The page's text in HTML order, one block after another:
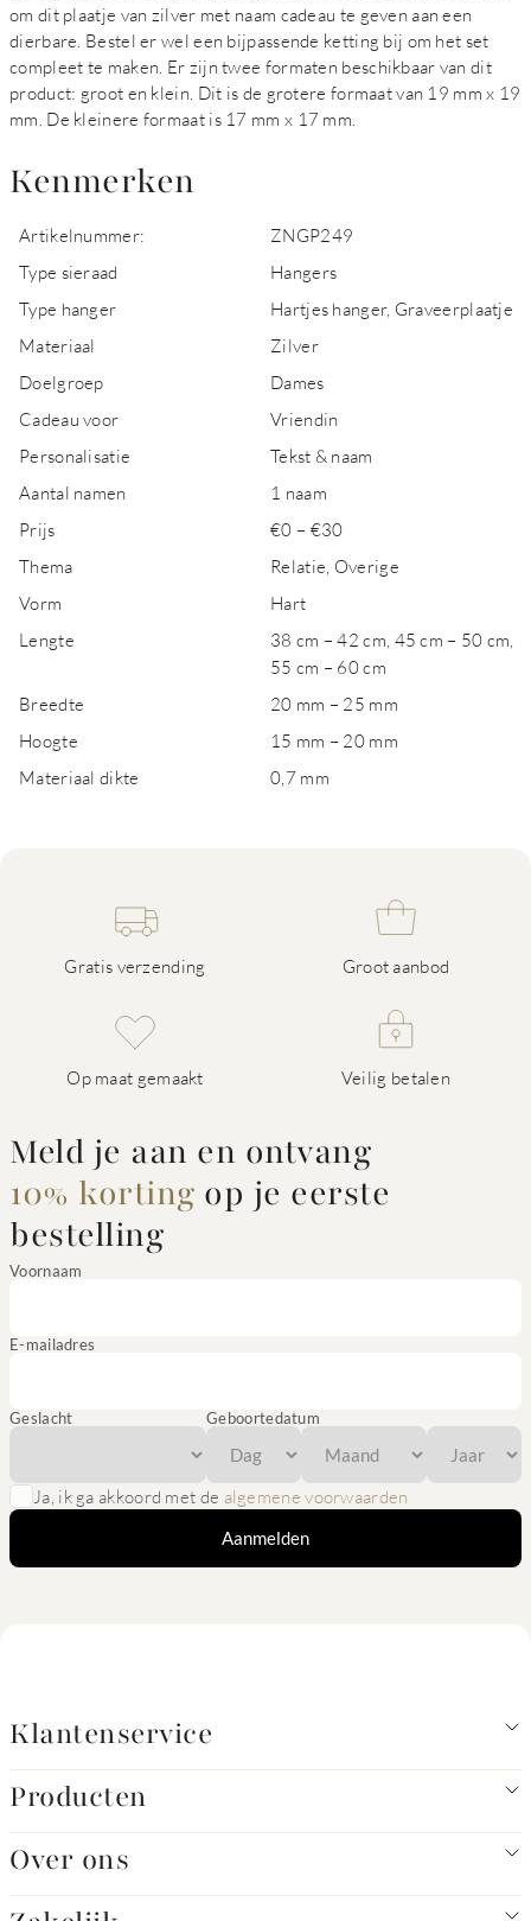
om dit plaatje van zilver met naam cadeau te geven aan een
dierbare. Bestel er wel een bijpassende ketting bij om het set
compleet te maken. Er zijn twee formaten beschikbaar van dit
product: groot en klein. Dit is de grotere formaat van 19 mm x 19
mm. De kleinere formaat is 17 mm x 17 mm.
Kenmerken
Artikelnummer:
ZNGP249
Type sieraad
Hangers
Type hanger
Hartjes hanger, Graveerplaatje
Materiaal
Zilver
Doelgroep
Dames
Cadeau voor
Vriendin
Personalisatie
Tekst & naam
Aantal namen
1 naam
Prijs
€0 – €30
Thema
Relatie, Overige
Vorm
Hart
Lengte
38 cm – 42 cm, 45 cm – 50 cm,
55 cm – 60 cm
Breedte
20 mm – 25 mm
Hoogte
15 mm – 20 mm
Materiaal dikte
0,7 mm
Gratis verzending Groot aanbod
Op maat gemaakt Veilig betalen
Meld je aan en ontvang
10% korting op je eerste
bestelling
Voornaam
E-mailadres
Geslacht Geboortedatum
Ja, ik ga akkoord met de algemene voorwaarden
Aanmelden
Klantenservice
Producten
Over ons